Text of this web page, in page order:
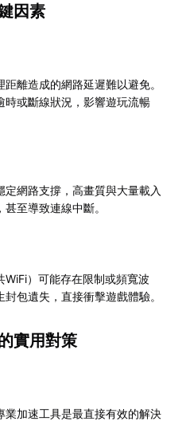
因素
離造成的網路延遲難以避免。
時或斷線狀況，影響遊玩流暢
網路支撐，高畫質與大量載入
至導致連線中斷。
）可能存在限制或頻寬波
包遺失，直接衝擊遊戲體驗。
實用對策
加速工具是最直接有效的解決